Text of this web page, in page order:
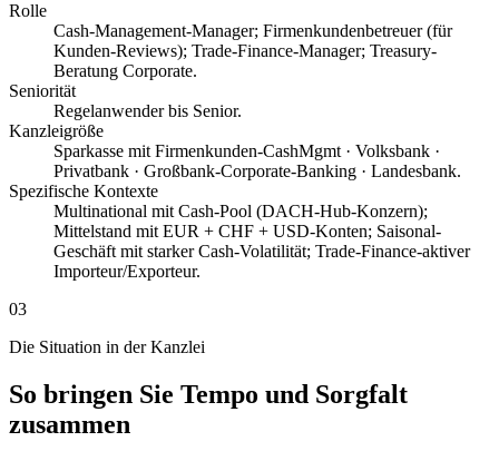
Rolle
Cash-Management-Manager; Firmenkundenbetreuer (für
Kunden-Reviews); Trade-Finance-Manager; Treasury-
Beratung Corporate.
Seniorität
Regelanwender bis Senior.
Kanzleigröße
Sparkasse mit Firmenkunden-CashMgmt · Volksbank ·
Privatbank · Großbank-Corporate-Banking · Landesbank.
Spezifische Kontexte
Multinational mit Cash-Pool (DACH-Hub-Konzern);
Mittelstand mit EUR + CHF + USD-Konten; Saisonal-
Geschäft mit starker Cash-Volatilität; Trade-Finance-aktiver
Importeur/Exporteur.
03
Die Situation in der Kanzlei
So bringen Sie Tempo und Sorgfalt
zusammen